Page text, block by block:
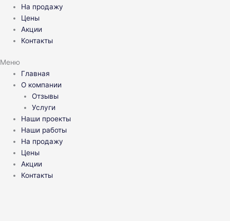
На продажу
Цены
Акции
Контакты
Меню
Главная
О компании
Отзывы
Услуги
Наши проекты
Наши работы
На продажу
Цены
Акции
Контакты